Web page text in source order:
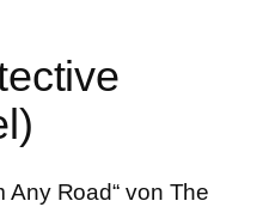
Any Road“ von The